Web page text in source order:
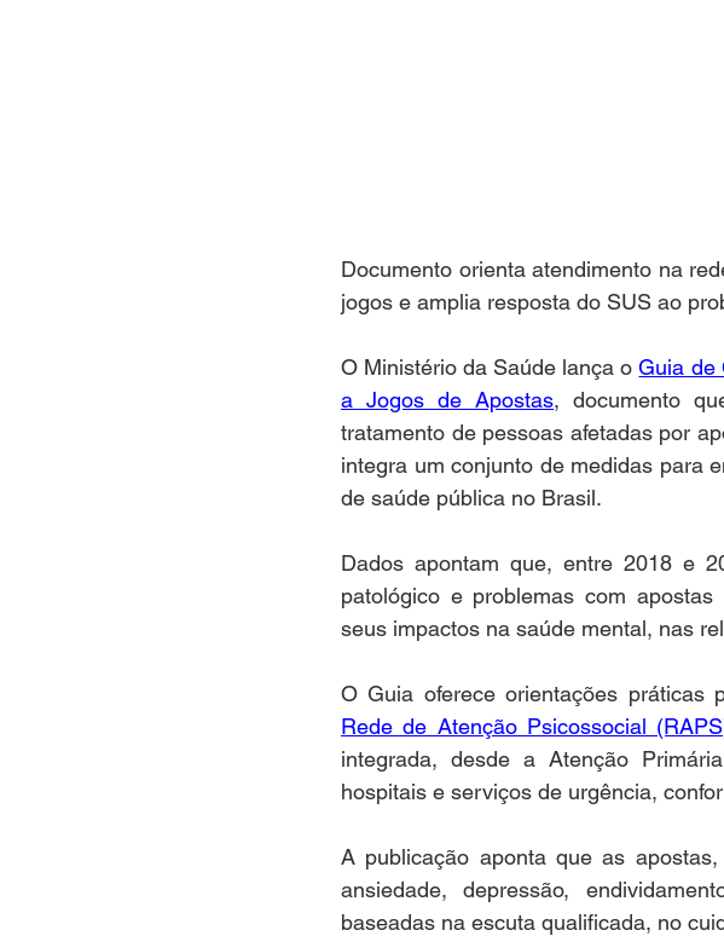
Documento orienta atendimento na
jogos e amplia resposta do SUS ao
O Ministério da Saúde lança o Guia de
a Jogos de Apostas, documento
tratamento de pessoas afetadas por
integra um conjunto de medidas para
de saúde pública no Brasil.
Dados apontam que, entre 2018 e
patológico e problemas com
seus impactos na saúde mental, nas
Rede de Atenção Psicossocial
integrada, desde a Atenção
hospitais e serviços de urgência,
A publicação aponta que as
ansiedade, depressão,
baseadas na escuta qualificada, no